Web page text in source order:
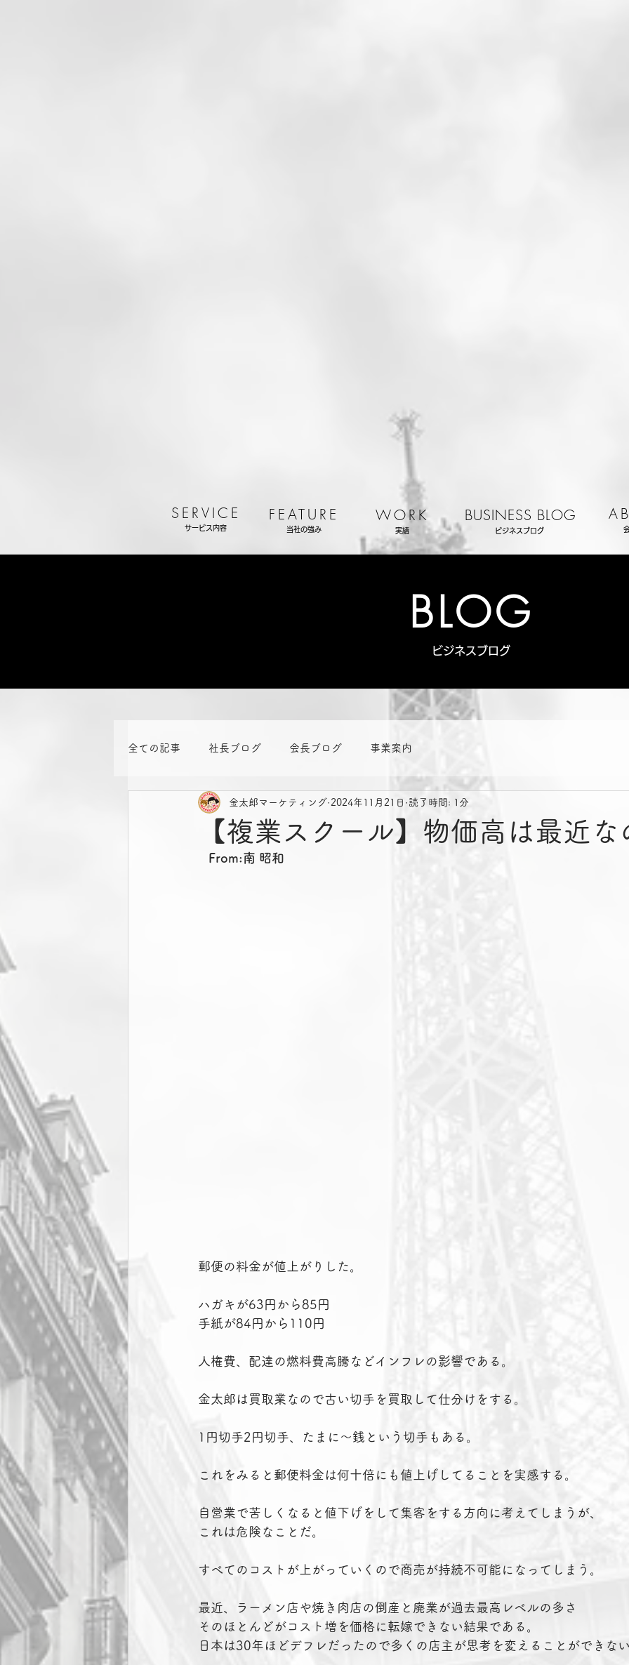
SERVICE
サービス内容
FEATURE
当社の強み
WORK
実績
BUSINESS BLOG
ビジネスブログ
BLOG
ビジネスブログ
全ての記事 社長ブログ 会長ブログ 事業案内
【複業スクール】物価高は最近な
金太郎マーケティング 2024年11月21日 読了時間: 1分
From:南 昭和
郵便の料金が値上がりした。
ハガキが63円から85円
手紙が84円から110円
人権費、配達の燃料費高騰などインフレの影響である。
金太郎は買取業なので古い切手を買取して仕分けをする。
1円切手2円切手、たまに～銭という切手もある。
これをみると郵便料金は何十倍にも値上げしてることを実感する。
自営業で苦しくなると値下げをして集客をする方向に考えてしまうが、
これは危険なことだ。
すべてのコストが上がっていくので商売が持続不可能になってしまう。
最近、ラーメン店や焼き肉店の倒産と廃業が過去最高レベルの多さ
そのほとんどがコスト増を価格に転嫁できない結果である。
日本は30年ほどデフレだったので多くの店主が思考を変えることができな